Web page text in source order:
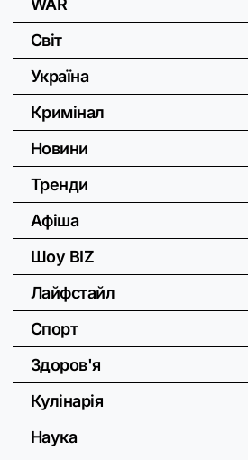
Світ
Україна
Кримінал
Новини
Тренди
Афіша
Шоу BIZ
Лайфстайл
Спорт
Здоров'я
Кулінарія
Наука